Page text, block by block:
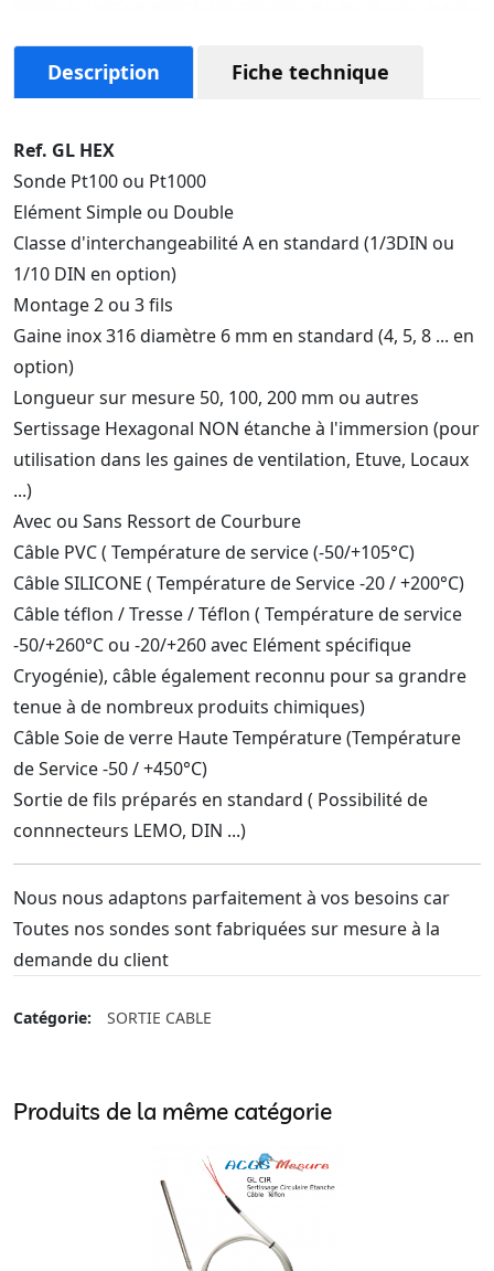
Description Fiche technique
Ref. GL HEX
Sonde Pt100 ou Pt1000
Elément Simple ou Double
Classe d'interchangeabilité A en standard (1/3DIN ou
1/10 DIN en option)
Montage 2 ou 3 fils
Gaine inox 316 diamètre 6 mm en standard (4, 5, 8 ... en
option)
Longueur sur mesure 50, 100, 200 mm ou autres
Sertissage Hexagonal NON étanche à l'immersion (pour
utilisation dans les gaines de ventilation, Etuve, Locaux
...)
Avec ou Sans Ressort de Courbure
Câble PVC ( Température de service (-50/+105°C)
Câble SILICONE ( Température de Service -20 / +200°C)
Câble téflon / Tresse / Téflon ( Température de service
-50/+260°C ou -20/+260 avec Elément spécifique
Cryogénie), câble également reconnu pour sa grandre
tenue à de nombreux produits chimiques)
Câble Soie de verre Haute Température (Température
de Service -50 / +450°C)
Sortie de fils préparés en standard ( Possibilité de
connnecteurs LEMO, DIN ...)
Nous nous adaptons parfaitement à vos besoins car
Toutes nos sondes sont fabriquées sur mesure à la
demande du client
Catégorie: SORTIE CABLE
Produits de la même catégorie